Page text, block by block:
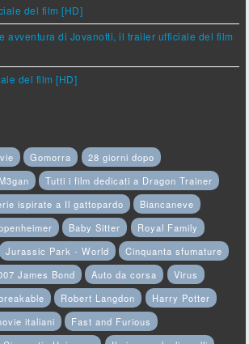
del film [HD]
avventura di Jovanotti, il trailer ufficiale del film
del film [HD]
Gomorra
28 giorni dopo
M3gan
Tutti i film dedicati a Dragon Trainer
ispirate a Il gattopardo
Biancaneve
Baby Sitter
Royal Family
Jurassic Park - World
Cinquanta sfumature
James Bond Auto da corsa
Virus
Robert Langdon
Harry Potter
italiani
Fast and Furious